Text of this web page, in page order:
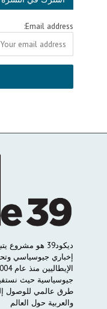
Email address:
ديكود39 هو مشروع
إخباري جيوسياسي
الإيطاليين منذ عام 2004.
جيوسياسية حيث
طرق عالمي للوصول
والعربية حول العالم